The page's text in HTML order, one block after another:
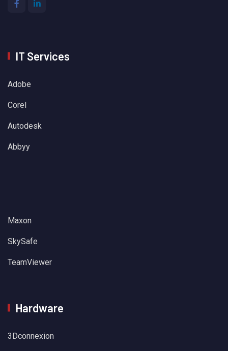
IT Services
Adobe
Corel
Autodesk
Abbyy
Maxon
SkySafe
TeamViewer
Hardware
3Dconnexion